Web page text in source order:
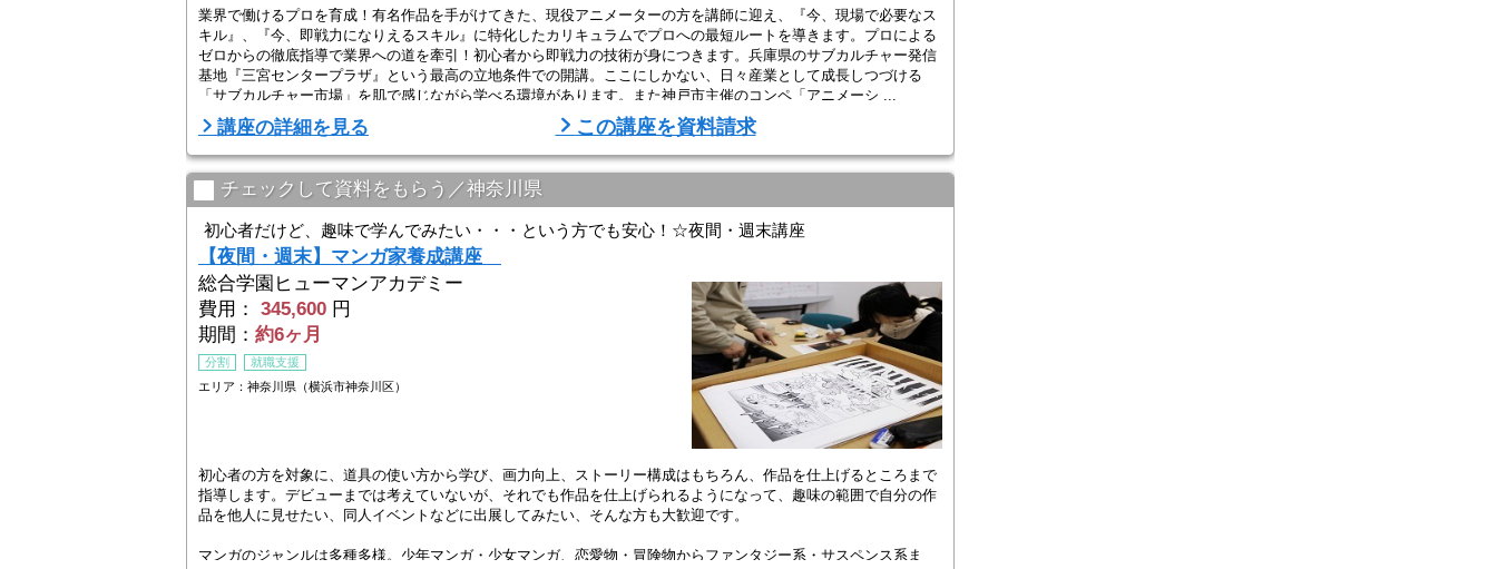
業界で働けるプロを育成！有名作品を手がけてきた、現役アニメーターの方を講師に迎え、『今、現場で必要なス
キル』、『今、即戦力になりえるスキル』に特化したカリキュラムでプロへの最短ルートを導きます。プロによる
ゼロからの徹底指導で業界への道を牽引！初心者から即戦力の技術が身につきます。兵庫県のサブカルチャー発信
基地『三宮センタープラザ』という最高の立地条件での開講。ここにしかない、日々産業として成長しつづける
「サブカルチャー市場」を肌で感じながら学べる環境があります。また神戸市主催のコンペ「アニメーシ ...
講座の詳細を見る この講座を資料請求
チェックして資料をもらう／神奈川県
初心者だけど、趣味で学んでみたい・・・という方でも安心！☆夜間・週末講座
【夜間・週末】マンガ家養成講座
総合学園ヒューマンアカデミー
費用：
345,600 円
期間： 約6ヶ月
分割
就職支援
エリア：神奈川県（横浜市神奈川区）
初心者の方を対象に、道具の使い方から学び、画力向上、ストーリー構成はもちろん、作品を仕上げるところまで
指導します。デビューまでは考えていないが、それでも作品を仕上げられるようになって、趣味の範囲で自分の作
品を他人に見せたい、同人イベントなどに出展してみたい、そんな方も大歓迎です。
マンガのジャンルは多種多様。少年マンガ・少女マンガ、恋愛物・冒険物からファンタジー系・サスペンス系ま